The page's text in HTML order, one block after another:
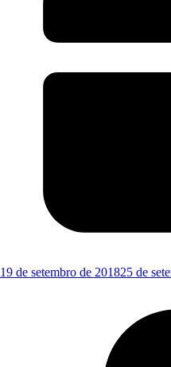
19 de setembro de 201825 de